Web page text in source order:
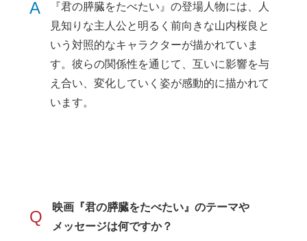
A
『君の膵臓をたべたい』の登場人物には、人
見知りな主人公と明るく前向きな山内桜良と
いう対照的なキャラクターが描かれていま
す。彼らの関係性を通じて、互いに影響を与
え合い、変化していく姿が感動的に描かれて
います。
Q
映画『君の膵臓をたべたい』のテーマや
メッセージは何ですか？